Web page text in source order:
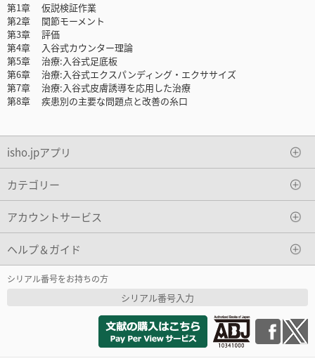
第1章 仮説検証作業
第2章 関節モーメント
第3章 評価
第4章 入谷式カウンター理論
第5章 治療:入谷式足底板
第6章 治療:入谷式エクスパンディング・エクササイズ
第7章 治療:入谷式皮膚誘導を応用した治療
第8章 疾患別の主要な問題点と改善の糸口
isho.jpアプリ
カテゴリー
アカウントサービス
ヘルプ＆ガイド
シリアル番号をお持ちの方
シリアル番号入力